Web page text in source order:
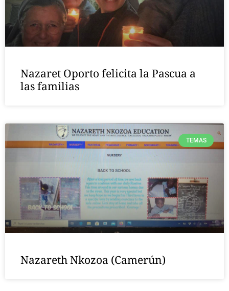
Nazaret Oporto felicita la Pascua a
las familias
TEMAS
Nazareth Nkozoa (Camerún)